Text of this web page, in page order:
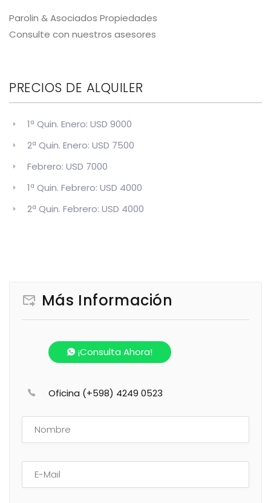
Parolin & Asociados Propiedades
Consulte con nuestros asesores
PRECIOS DE ALQUILER
1ª Quin. Enero: USD 9000
2ª Quin. Enero: USD 7500
Febrero: USD 7000
1ª Quin. Febrero: USD 4000
2ª Quin. Febrero: USD 4000
Más Información
¡Consulta Ahora!
Oficina (+598) 4249 0523